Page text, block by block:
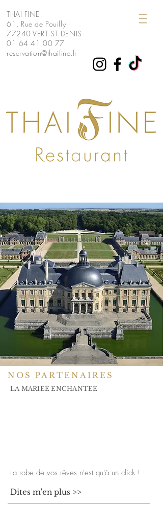
THAI FINE
61, Rue de Pouilly
77240 VERT ST DENIS
01 64 41 00 77
reservation@thaifine.fr
NOS PARTENAIRES
LA MARIEE ENCHANTEE
La robe de vos rêves n'est qu'à un click !
Dites m'en plus >>